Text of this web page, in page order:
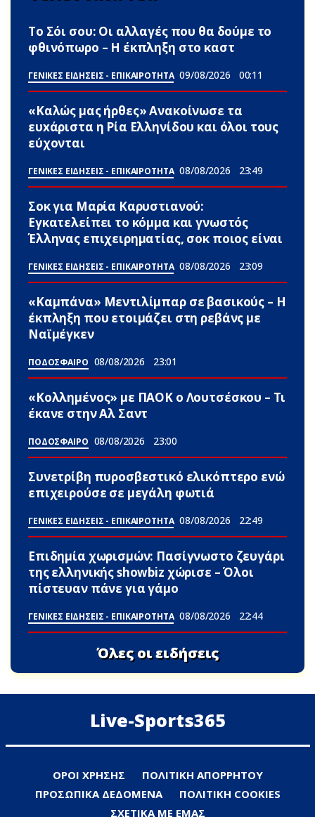
Το Σόι σου: Οι αλλαγές που θα δούμε το
φθινόπωρο – Η έκπληξη στο καστ
ΓΕΝΙΚΕΣ ΕΙΔΗΣΕΙΣ - ΕΠΙΚΑΙΡΟΤΗΤΑ 09/08/2026 00:11
«Καλώς μας ήρθες» Ανακοίνωσε τα
ευxάριστα η Ρία Ελληνίδου και όλοι τους
εύχονται
ΓΕΝΙΚΕΣ ΕΙΔΗΣΕΙΣ - ΕΠΙΚΑΙΡΟΤΗΤΑ 08/08/2026 23:49
Σoκ για Μαρία Καρυστιανού:
Εγκατελείπει το κόμμα και γνωστός
Έλληνας επιχειρηματίας, σoκ ποιος είναι
ΓΕΝΙΚΕΣ ΕΙΔΗΣΕΙΣ - ΕΠΙΚΑΙΡΟΤΗΤΑ 08/08/2026 23:09
«Καμπάνα» Μεντιλίμπαρ σε βασικούς – Η
έκπληξη που ετοιμάζει στη ρεβάνς με
Ναϊμέγκεν
ΠΟΔΟΣΦΑΙΡΟ 08/08/2026 23:01
«Κολλημένος» με ΠΑΟΚ ο Λουτσέσκου – Τι
έκανε στην Αλ Σαντ
ΠΟΔΟΣΦΑΙΡΟ 08/08/2026 23:00
Συνετρίβη πυροσβεστικό ελικόπτερο ενώ
επιχειρούσε σε μεγάλη φωτιά
ΓΕΝΙΚΕΣ ΕΙΔΗΣΕΙΣ - ΕΠΙΚΑΙΡΟΤΗΤΑ 08/08/2026 22:49
Επιδημία χωρισμών: Πασίγνωστο ζευγάρι
της ελληνικής showbiz χώρισε – Όλοι
πίστευαν πάνε για γάμο
ΓΕΝΙΚΕΣ ΕΙΔΗΣΕΙΣ - ΕΠΙΚΑΙΡΟΤΗΤΑ 08/08/2026 22:44
Όλες οι ειδήσεις
Live-Sports365
ΟΡΟΙ ΧΡΗΣΗΣ
ΠΟΛΙΤΙΚΗ ΑΠΟΡΡΗΤΟΥ
ΠΡΟΣΩΠΙΚΑ ΔΕΔΟΜΕΝΑ
ΠΟΛΙΤΙΚΗ COOKIES
ΣΧΕΤΙΚΑ ΜΕ ΕΜΑΣ